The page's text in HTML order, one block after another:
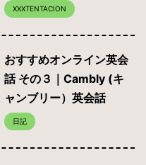
XXXTENTACION
おすすめオンライン英会
話 その３｜Cambly (キ
ャンブリー）英会話
日記